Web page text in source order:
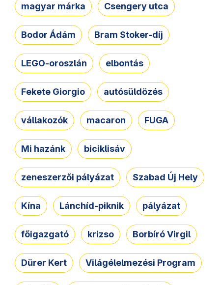
magyar márka Csengery utca
Bodor Ádám Bram Stoker-díj
LEGO-oroszlán elbontás
Fekete Giorgio autósüldözés
vállakozók macaron FUGA
Mi hazánk biciklisáv
zeneszerzői pályázat Szabad Új Hely
Kína Lánchíd-piknik pályázat
főigazgató krizso Borbíró Virgil
Dürer Kert Világélelmezési Program